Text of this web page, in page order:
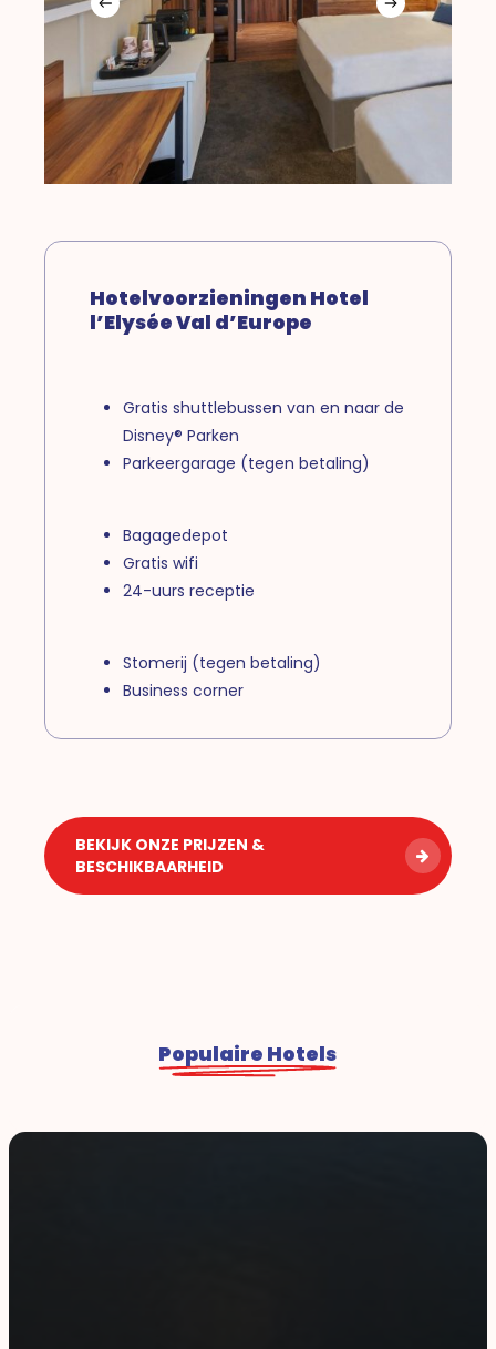
Hotelvoorzieningen Hotel
l’Elysée Val d’Europe
Gratis shuttlebussen van en naar de
Disney® Parken
Parkeergarage (tegen betaling)
Bagagedepot
Gratis wifi
24-uurs receptie
Stomerij (tegen betaling)
Business corner
BEKIJK ONZE PRIJZEN &
BESCHIKBAARHEID
Populaire Hotels